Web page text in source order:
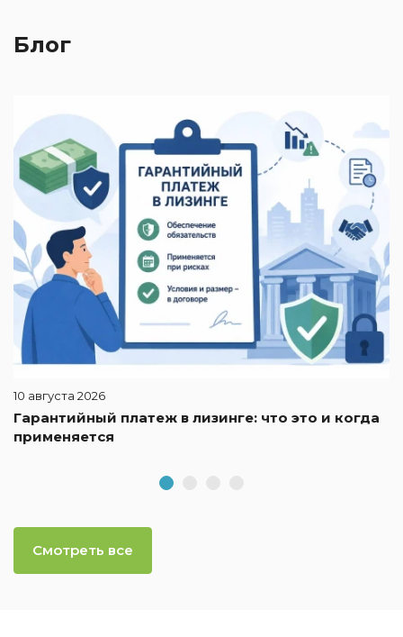
Блог
10 августа 2026
Гарантийный платеж в лизинге: что это и когда
применяется
Смотреть все